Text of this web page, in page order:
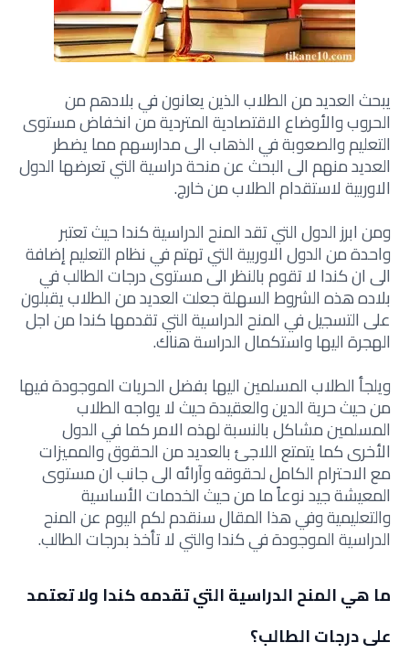
يبحث العديد من الطلاب الذين يعانون في بلادهم من
الحروب والأوضاع الاقتصادية المتردية من انخفاض مستوى
التعليم والصعوبة في الذهاب الى مدارسهم مما يضطر
العديد منهم الى البحث عن منحة دراسية التي تعرضها الدول
الاوربية لاستقدام الطلاب من خارج.
ومن ابرز الدول التي تقد المنح الدراسية كندا حيث تعتبر
واحدة من الدول الاوربية التي تهتم في نظام التعليم إضافة
الى ان كندا لا تقوم بالنظر الى مستوى درجات الطالب في
بلاده هذه الشروط السهلة جعلت العديد من الطلاب يقبلون
على التسجيل في المنح الدراسية التي تقدمها كندا من اجل
الهجرة اليها واستكمال الدراسة هناك.
ويلجأ الطلاب المسلمين اليها بفضل الحريات الموجودة فيها
من حيث حرية الدين والعقيدة حيث لا يواجه الطلاب
المسلمين مشاكل بالنسبة لهذه الامر كما في الدول
الأخرى كما يتمتع اللاجئ بالعديد من الحقوق والمميزات
مع الاحترام الكامل لحقوقه وآرائه الى جانب ان مستوى
المعيشة جيد نوعاً ما من حيث الخدمات الأساسية
والتعليمية وفي هذا المقال سنقدم لكم اليوم عن المنح
الدراسية الموجودة في كندا والتي لا تأخذ بدرجات الطالب.
ما هي المنح الدراسية التي تقدمه كندا ولا تعتمد
على درجات الطالب؟